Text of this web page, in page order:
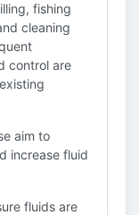
fishing
cleaning
control are
aim to
increase fluid
fluids are